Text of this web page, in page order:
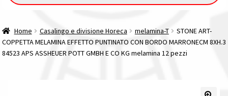
Contatti
Home Casalingo e divisione Horeca melamina-T
STONE ART-
COPPETTA MELAMINA EFFETTO PUNTINATO CON BORDO MARRONECM 8XH.3
84523 APS ASSHEUER POTT GMBH E CO KG melamina 12 pezzi